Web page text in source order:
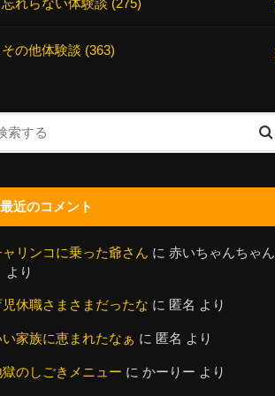
忘れらない体験談 (275)
その他体験談 (363)
最近のコメント
ャリンコに乗った爺さん に 赤いちゃんちゃん
より
児休職さまさまだったな に 匿名 より
い家族に恵まれたなぁ に 匿名 より
獄のしごきメニュー に かーりー より